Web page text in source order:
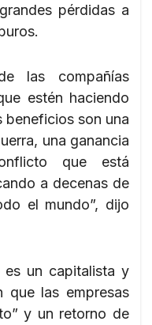
pérdidas a
las compañías
estén haciendo
beneficios son una
una ganancia
que está
a decenas de
el mundo”, dijo
es un capitalista y
que las empresas
y un retorno de